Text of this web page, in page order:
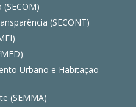
(SECONT)
Urbano e Habitação
(SEMMA)